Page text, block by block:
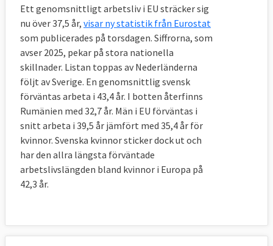
EU-kommissionen måste enligt
Lissabonfördragetsamråda med fack och
arbetsgivareinnan den lägger fram
socialpolitiska förslag och här ingår även
arbetsrätt. Arbetsmarknadens parter kan då
välja att själva förhandla fram en
överenskommelse i den aktuella frågan och
därmed förekomma kommissionens
initiativ.
När parterna en överenskommelse kan de
be kommissionen, som kan säga nej, att
förslag på EU-direktiv till medlemsländerna
Ett genomsnittligt arbetsliv i EU sträcker sig
nu över 37,5 år, visar ny statistik från Eurostat
som publicerades på torsdagen. Siffrorna, som
avser 2025, pekar på stora nationella
skillnader. Listan toppas av Nederländerna
följt av Sverige. En genomsnittlig svensk
förväntas arbeta i 43,4 år. I botten återfinns
Rumänien med 32,7 år. Män i EU förväntas i
snitt arbeta i 39,5 år jämfört med 35,4 år för
kvinnor. Svenska kvinnor sticker dock ut och
har den allra längsta förväntade
arbetslivslängden bland kvinnor i Europa på
42,3 år.